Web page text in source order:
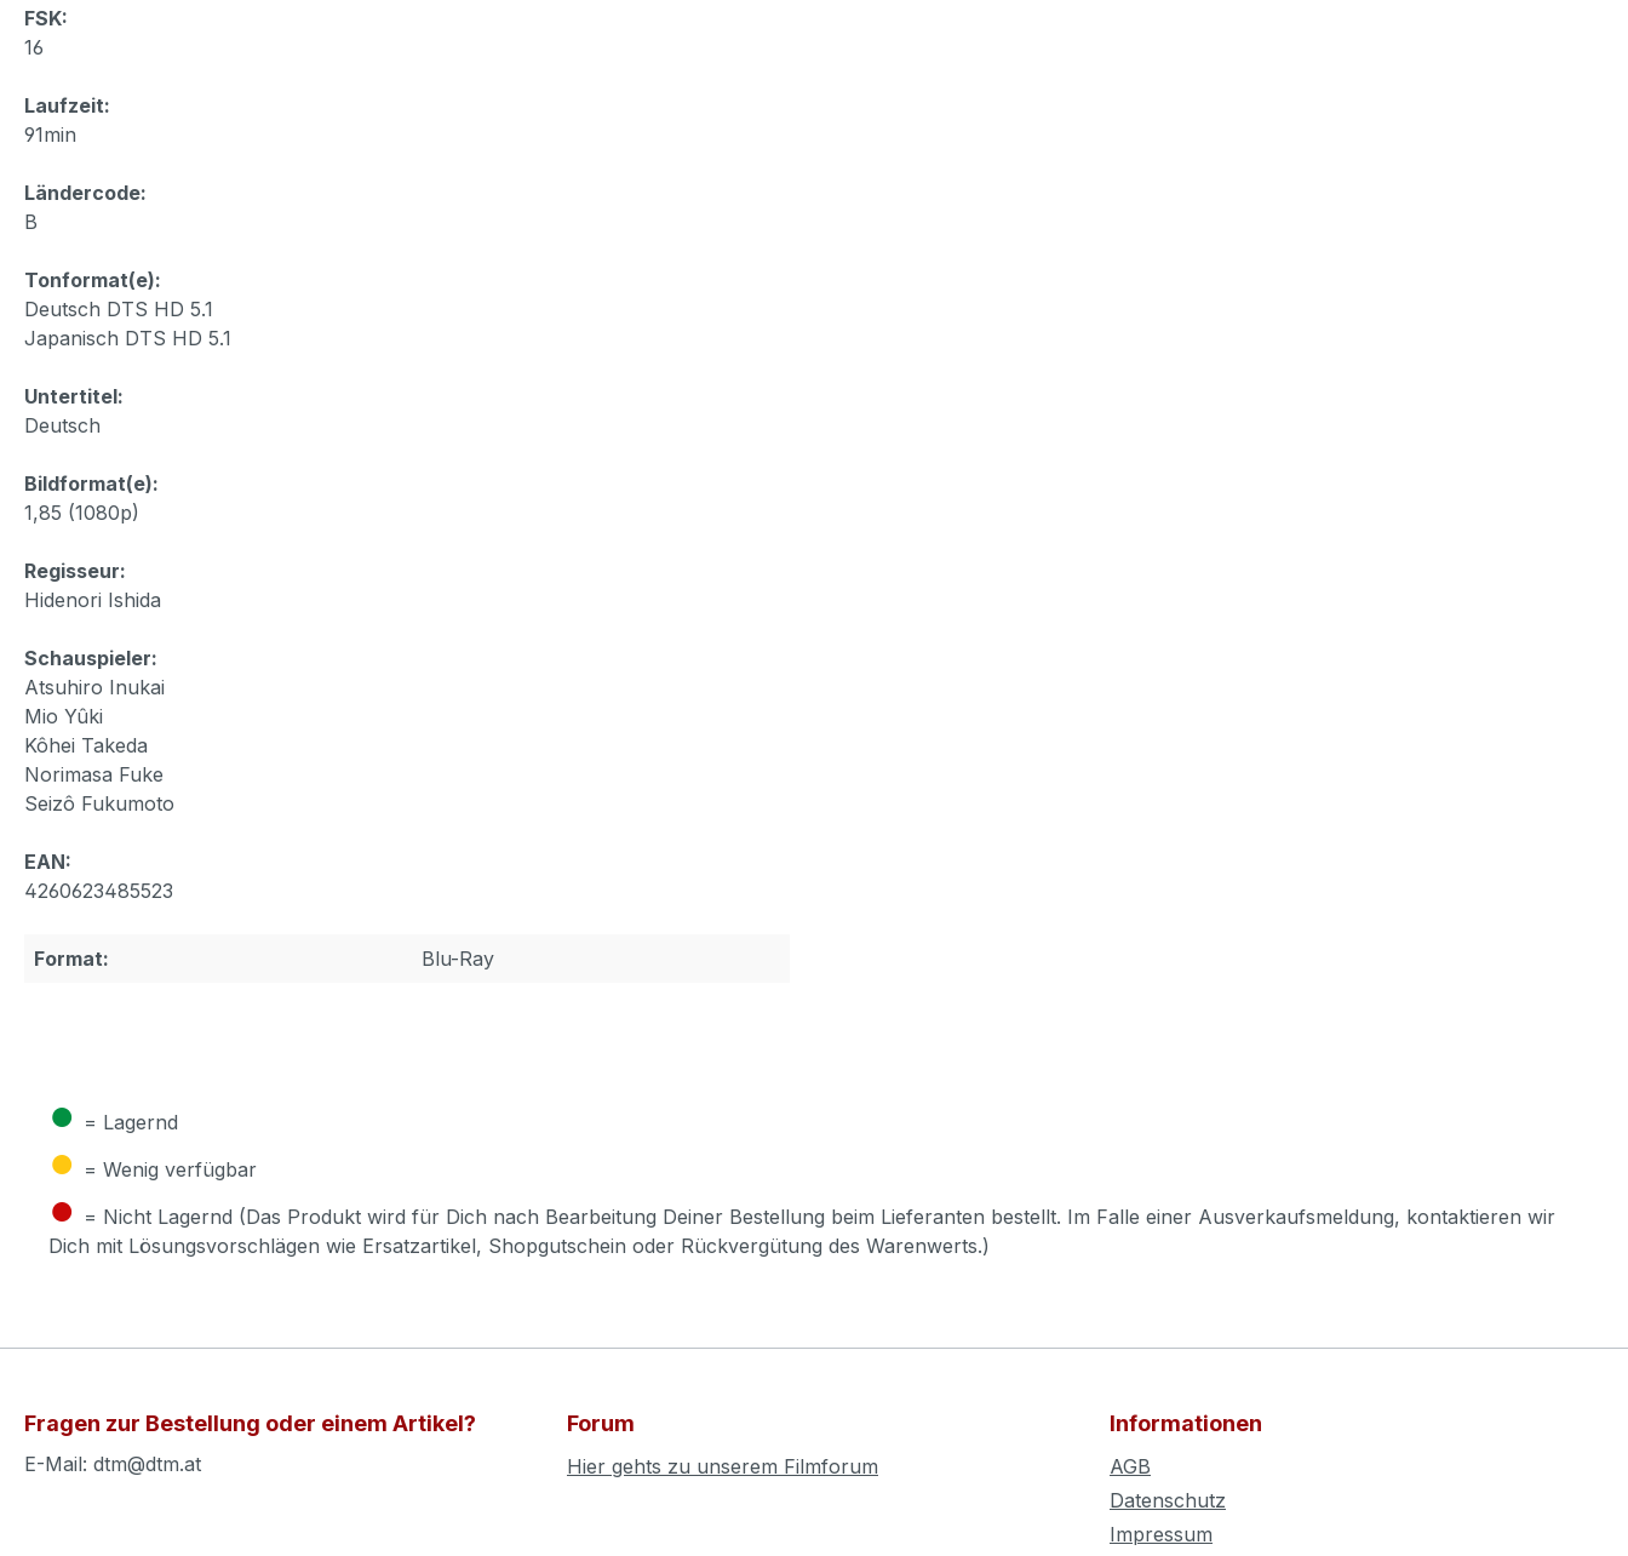
FSK:
16
Laufzeit:
91min
Ländercode:
B
Tonformat(e):
Deutsch DTS HD 5.1
Japanisch DTS HD 5.1
Untertitel:
Deutsch
Bildformat(e):
1,85 (1080p)
Regisseur:
Hidenori Ishida
Schauspieler:
Atsuhiro Inukai
Mio Yûki
Kôhei Takeda
Norimasa Fuke
Seizô Fukumoto
EAN:
4260623485523
Format: Blu-Ray
● = Lagernd
● = Wenig verfügbar
● = Nicht Lagernd (Das Produkt wird für Dich nach Bearbeitung Deiner Bestellung beim Lieferanten bestellt. Im Falle einer Ausverkaufsmeldung, kontaktieren wir
Dich mit Lösungsvorschlägen wie Ersatzartikel, Shopgutschein oder Rückvergütung des Warenwerts.)
Fragen zur Bestellung oder einem Artikel?
E-Mail: dtm@dtm.at
Forum
Hier gehts zu unserem Filmforum
Informationen
AGB
Datenschutz
Impressum